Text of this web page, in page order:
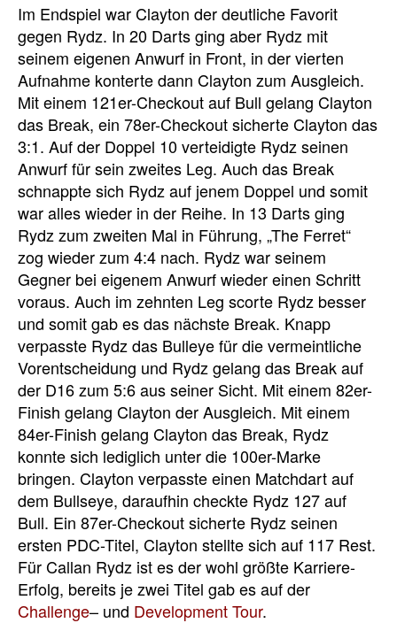
Im Endspiel war Clayton der deutliche Favorit
gegen Rydz. In 20 Darts ging aber Rydz mit
seinem eigenen Anwurf in Front, in der vierten
Aufnahme konterte dann Clayton zum Ausgleich.
Mit einem 121er-Checkout auf Bull gelang Clayton
das Break, ein 78er-Checkout sicherte Clayton das
3:1. Auf der Doppel 10 verteidigte Rydz seinen
Anwurf für sein zweites Leg. Auch das Break
schnappte sich Rydz auf jenem Doppel und somit
war alles wieder in der Reihe. In 13 Darts ging
Rydz zum zweiten Mal in Führung, „The Ferret“
zog wieder zum 4:4 nach. Rydz war seinem
Gegner bei eigenem Anwurf wieder einen Schritt
voraus. Auch im zehnten Leg scorte Rydz besser
und somit gab es das nächste Break. Knapp
verpasste Rydz das Bulleye für die vermeintliche
Vorentscheidung und Rydz gelang das Break auf
der D16 zum 5:6 aus seiner Sicht. Mit einem 82er-
Finish gelang Clayton der Ausgleich. Mit einem
84er-Finish gelang Clayton das Break, Rydz
konnte sich lediglich unter die 100er-Marke
bringen. Clayton verpasste einen Matchdart auf
dem Bullseye, daraufhin checkte Rydz 127 auf
Bull. Ein 87er-Checkout sicherte Rydz seinen
ersten PDC-Titel, Clayton stellte sich auf 117 Rest.
Für Callan Rydz ist es der wohl größte Karriere-
Erfolg, bereits je zwei Titel gab es auf der
Challenge– und Development Tour.